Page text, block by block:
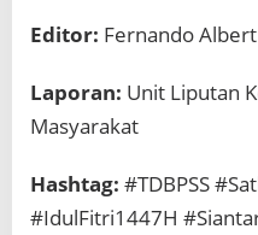
Editor: Fernando
Laporan: Unit Liputan
Masyarakat
Hashtag: #TDBPSS
#IdulFitri1447H